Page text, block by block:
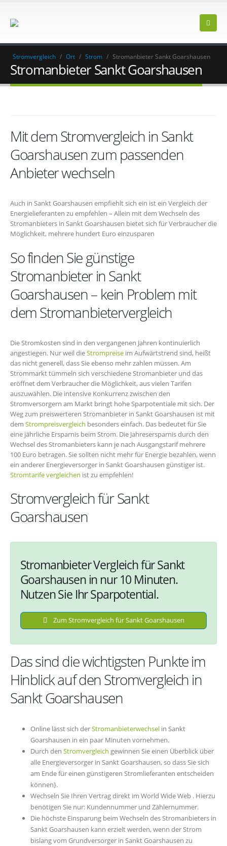
Stromvergleich / Ort / Strom / Stromanbieter Sankt Goarshausen
Stromanbieter Sankt Goarshausen
Mit dem Stromvergleich in Sankt
Goarshausen zum passenden
Anbieter wechseln
Auch in Sankt Goarshausen empfiehlt sich ein ist ein Vergleich der
Energielieferanten zu empfehlen – Allein mit dem Wechseln des
Stromanbieters in Sankt Goarshausen bietet sich für Verbraucher die
Möglichkeit, mehrere hundert Euro einzusparen
So finden Sie günstige
Stromanbieter in Sankt
Goarshausen – kein Problem mit
dem Stromanbietervergleich
Die Stromkosten sind in den vergangenen Jahren kontinuierlich
angestiegen. Nur weil dieStrompreise im Aufwärtstrend sind, heißt
das nicht generell, dass Sie ebenso mehr zahlen müssen. Am
Strommarkt tümmeln sich verschiedene Stromanbieter und das
eröffnet dem Verbraucher die Möglichkeit, aus vielen Tarifen
auszuwählen. Die intensive Konkurrenz zwischen den
Stromversorgern am Markt bringt hohe Sparpotentiale mit sich. Der
Weg zum preiswerteren Stromanbieter in Sankt Goarshausen ist mit
dem Strompreisvergleich besonders einfach. Das bedeutet für Sie
eine jährliche Ersparnis beim Strom. Die Jahresersparnis durch den
Wechsel des Stromanbieters kann je nach Ausgangstarif mehrere
100 Euro betragen. Sie sollten nicht mehr für Energie bezahlen, wenn
ein anderer Energieversorger in Sankt Goarshausen günstiger ist.
Stromtarife vergleichen ist zu empfehlen!
Stromvergleich für Sankt
Goarshausen
Stromanbieter Vergleich für Sankt
Goarshausen in nur 10 Minuten.
Nutzen Sie Ihr Sparpotential.
Zum Stromvergleich für Sankt Goarshausen
Das sind die wichtigsten Punkte im
Hinblick auf den Stromvergleich in
Sankt Goarshausen
Online lässt sich derStromanbieterwechsel in Sankt
Goarshausen in ein paar Minuten vornehmen.
Durch den Stromvergleich gewinnen Sie einen Überblick über
alle Energieversorger in Sankt Goarshausen, so dass Sie sich
am Ende für einen günstigeren Stromlieferanten entscheiden
können}.
Wechseln Sie Ihren Vertrag direkt im World Wide Web . Hierzu
benötigen Sie nur: Kundennummer und Zählernummer.
Die höchste Einsparung beim Wechseln des Stromanbieters in
Sankt Goarshausen kann erzielt werden, wenn der Strom
bislang vom Grundversorger in Sankt Goarshausen zu